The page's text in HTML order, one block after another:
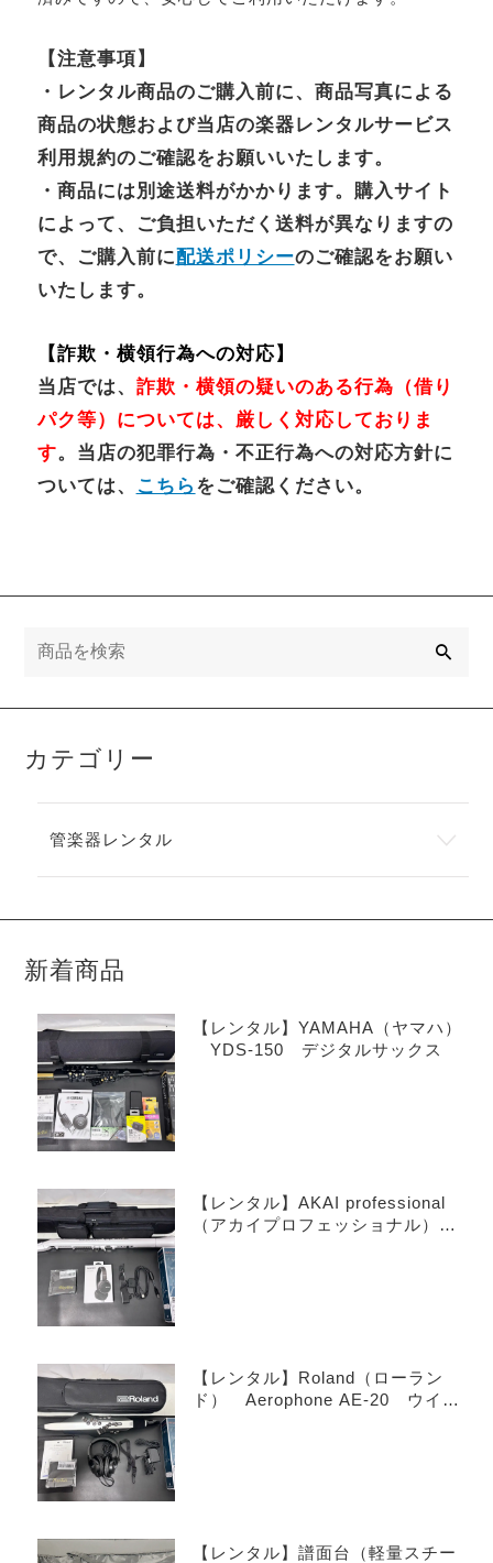
【注意事項】
・レンタル商品のご購入前に、商品写真による
商品の状態および当店の楽器レンタルサービス
利用規約のご確認をお願いいたします。
・商品には別途送料がかかります。購入サイト
によって、ご負担いただく送料が異なりますの
で、ご購入前に配送ポリシーのご確認をお願い
いたします。
【詐欺・横領行為への対応】
当店では、 詐欺・横領の疑いのある行為（借り
パク等）については、厳しく対応しておりま
す。当店の犯罪行為・不正行為への対応方針に
ついては、
こちら をご確認ください。
カテゴリー
管楽器レンタル
新着商品
【レンタル】YAMAHA（ヤマハ）
YDS-150 デジタルサックス
【レンタル】AKAI professional
（アカイプロフェッショナル）
【レンタル】Roland（ローラン
ド） Aerophone AE-20 ウイン
【レンタル】譜面台（軽量スチー